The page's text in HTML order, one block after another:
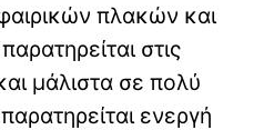
πλακών και
στις
μάλιστα σε πολύ
ενεργή